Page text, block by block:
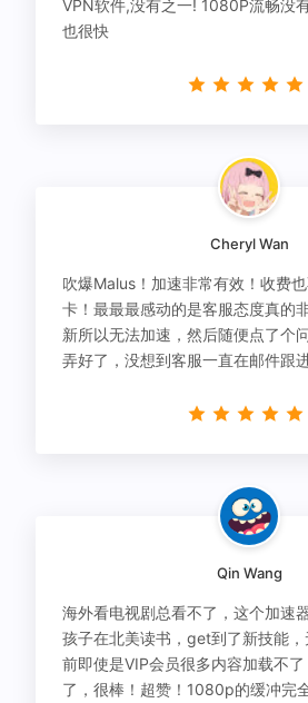
VPN软件,没有之一! 1080P流畅没
也很快
Cheryl Wan
吹爆Malus！加速非常有效！收费
卡！最最最感动的是客服态度真的
新所以无法加速，然后随便点了个
弄好了，没想到客服一直在邮件跟
Qin Wang
海外看电视剧总看不了，这个加速
孩子在北美读书，get到了新技能
前即使是VIP会员很多内容加载不
了，很棒！超赞！1080p的缓冲完